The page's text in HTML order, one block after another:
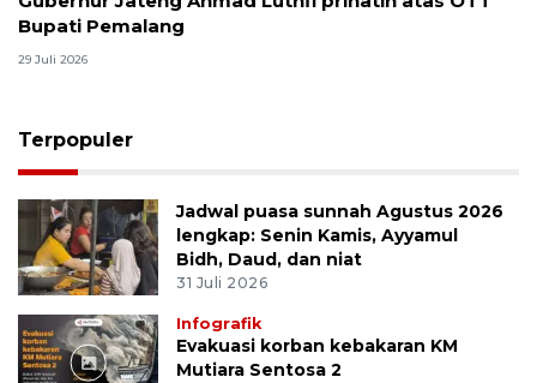
Bupati Pemalang
29 Juli 2026
Terpopuler
Jadwal puasa sunnah Agustus 2026
lengkap: Senin Kamis, Ayyamul
Bidh, Daud, dan niat
31 Juli 2026
Infografik
Evakuasi korban kebakaran KM
Mutiara Sentosa 2